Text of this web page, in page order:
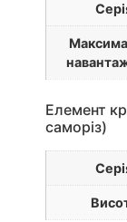
Елемент
саморіз)